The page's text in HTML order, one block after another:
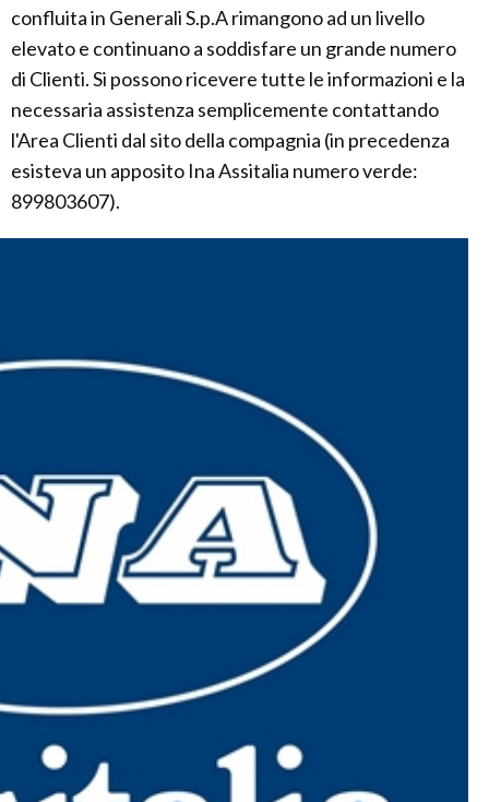
confluita in Generali S.p.A rimangono ad un livello
elevato e continuano a soddisfare un grande numero
di Clienti. Si possono ricevere tutte le informazioni e la
necessaria assistenza semplicemente contattando
l'Area Clienti dal sito della compagnia (in precedenza
esisteva un apposito Ina Assitalia numero verde:
899803607).